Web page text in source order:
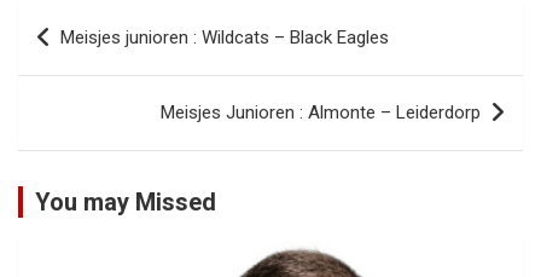
Bericht
navigatie
Meisjes junioren : Wildcats – Black Eagles
Meisjes Junioren : Almonte – Leiderdorp
You may Missed